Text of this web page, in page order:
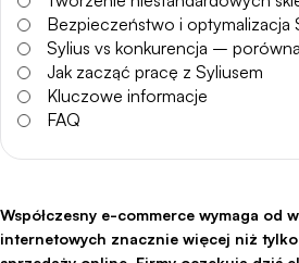
Bezpieczeństwo i optymalizacja
Sylius vs konkurencja –
Jak zacząć pracę z Syliusem
Kluczowe informacje
FAQ
Współczesny e-commerce wymaga od
internetowych znacznie więcej niż